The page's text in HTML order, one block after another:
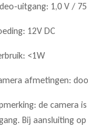
uitgang: 1,0 V /
12V DC
<1W
afmetingen:
de camera
Bij aansluiting